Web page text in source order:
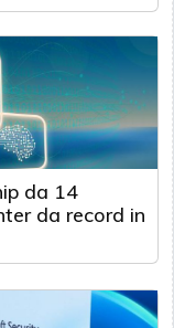
da 14
da record in